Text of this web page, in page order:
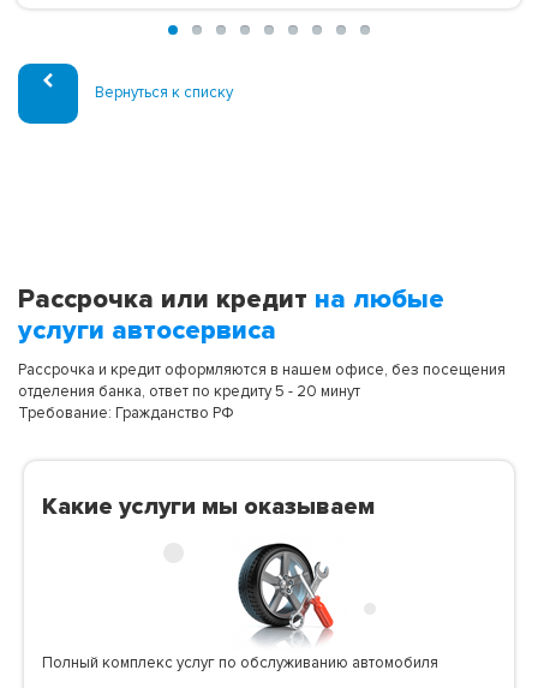
Вернуться к списку
Рассрочка или кредит на любые
услуги автосервиса
Рассрочка и кредит оформляются в нашем офисе, без посещения
отделения банка, ответ по кредиту 5 - 20 минут
Требование: Гражданство РФ
Какие услуги мы оказываем
Полный комплекс услуг по обслуживанию автомобиля